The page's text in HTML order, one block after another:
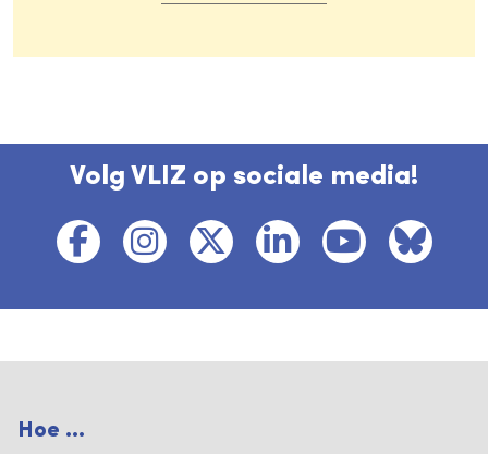
Volg VLIZ op sociale media!
Hoe ...